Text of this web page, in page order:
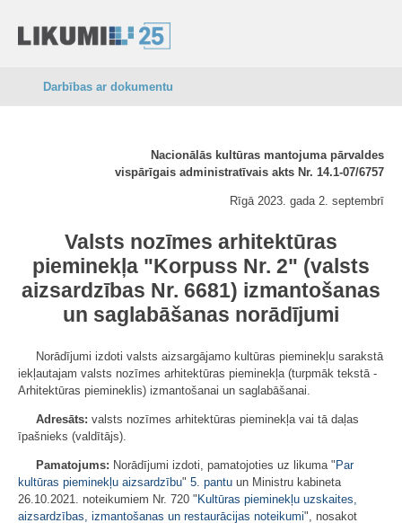
Darbības ar dokumentu
Nacionālās kultūras mantojuma pārvaldes
vispārīgais administratīvais akts Nr. 14.1-07/6757
Rīgā 2023. gada 2. septembrī
Valsts nozīmes arhitektūras
pieminekļa "Korpuss Nr. 2" (valsts
aizsardzības Nr. 6681) izmantošanas
un saglabāšanas norādījumi
Norādījumi izdoti valsts aizsargājamo kultūras pieminekļu sarakstā
iekļautajam valsts nozīmes arhitektūras pieminekļa (turpmāk tekstā -
Arhitektūras piemineklis) izmantošanai un saglabāšanai.
Adresāts: valsts nozīmes arhitektūras pieminekļa vai tā daļas
īpašnieks (valdītājs).
Pamatojums: Norādījumi izdoti, pamatojoties uz likuma " Par
kultūras pieminekļu aizsardzību" 5. pantu un Ministru kabineta
26.10.2021. noteikumiem Nr. 720 " Kultūras pieminekļu uzskaites,
aizsardzības, izmantošanas un restaurācijas noteikumi", nosakot